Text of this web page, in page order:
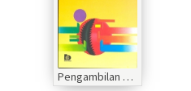
Pengambilan keputusan dan sistem informasi